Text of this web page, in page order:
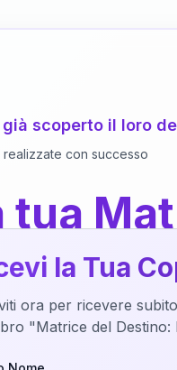
scoperto il loro
con successo
tua
una
il manuale
la Tua
ora per ricevere
"Matrice del Destino: